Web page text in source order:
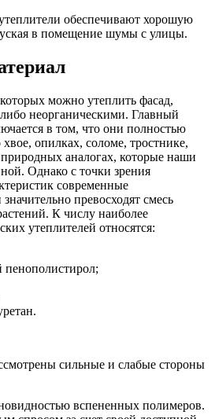
обеспечивают хорошую
в помещение шумы с улицы.
можно утеплить фасад,
неорганическими. Главный
в том, что они полностью
опилках, соломе, тростнике,
аналогах, которые наши
Однако с точки зрения
современные
превосходят смесь
К числу наиболее
утеплителей относятся:
пенополистирол;
сильные и слабые стороны
вспененных полимеров.